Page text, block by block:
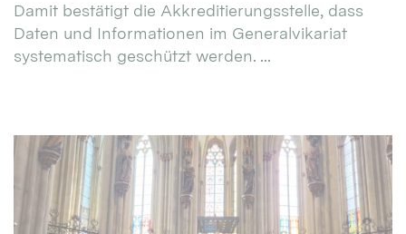
Damit bestätigt die Akkreditierungsstelle, dass
Daten und Informationen im Generalvikariat
systematisch geschützt werden. ...